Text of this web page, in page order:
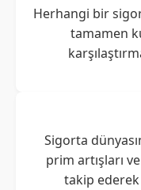
Herhangi bir
tamamen
Sigorta
prim artışları
takip